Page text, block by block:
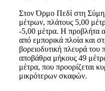
Στον Όρμο Πεδί στη
μέτρων, πλάτους 5,00
-5,00 μέτρα. Η προβλήτα
από εμπορικά πλοία και
βορειοδυτική πλευρά του
αποβάθρα μήκους 49
μέτρα, που προορίζεται
μικρότερων σκαφών.